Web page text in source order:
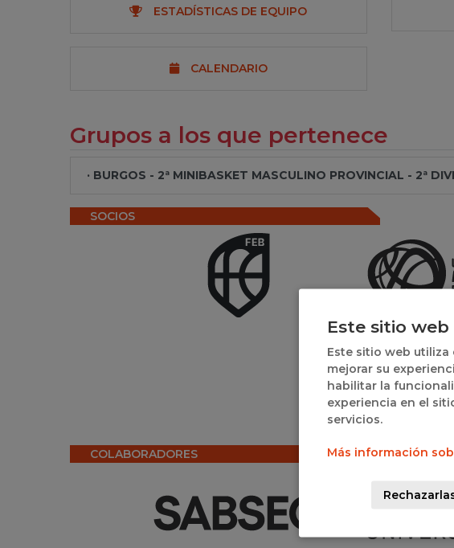
ESTADÍSTICAS DE EQUIPO
CALENDARIO
Grupos a los que pertenece
· BURGOS - 2ª MINIBASKET MASCULINO PROVINCIAL - 2ª
SOCIOS
COLABORADORES
Este sitio
Este sitio web
mejorar su
habilitar la
experiencia en el
servicios.
Más información